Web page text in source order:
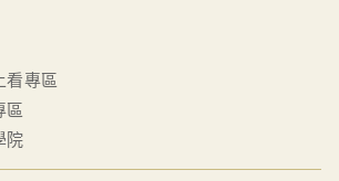
看專區
區
院